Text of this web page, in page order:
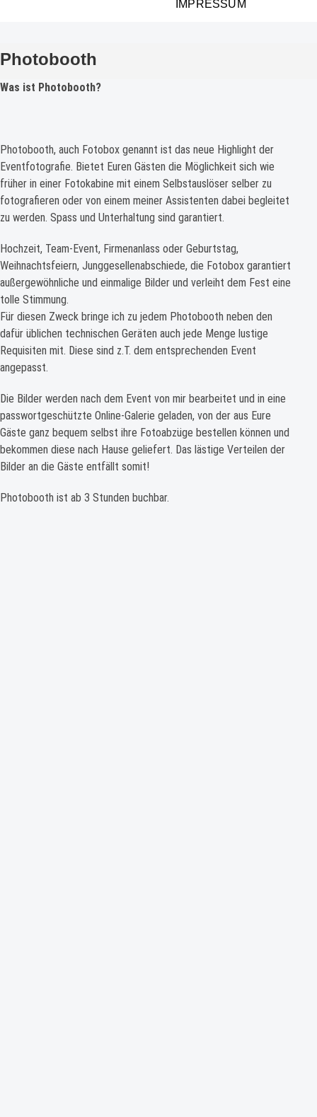
IMPRESSUM
Photobooth
Was ist Photobooth?
Photobooth, auch Fotobox genannt ist das neue Highlight der
Eventfotografie. Bietet Euren Gästen die Möglichkeit sich wie
früher in einer Fotokabine mit einem Selbstauslöser selber zu
fotografieren oder von einem meiner Assistenten dabei begleitet
zu werden. Spass und Unterhaltung sind garantiert.
Hochzeit, Team-Event, Firmenanlass oder Geburtstag,
Weihnachtsfeiern, Junggesellenabschiede, die Fotobox garantiert
außergewöhnliche und einmalige Bilder und verleiht dem Fest eine
tolle Stimmung.
Für diesen Zweck bringe ich zu jedem Photobooth neben den
dafür üblichen technischen Geräten auch jede Menge lustige
Requisiten mit. Diese sind z.T. dem entsprechenden Event
angepasst.
Die Bilder werden nach dem Event von mir bearbeitet und in eine
passwortgeschützte Online-Galerie geladen, von der aus Eure
Gäste ganz bequem selbst ihre Fotoabzüge bestellen können und
bekommen diese nach Hause geliefert. Das lästige Verteilen der
Bilder an die Gäste entfällt somit!
Photobooth ist ab 3 Stunden buchbar.